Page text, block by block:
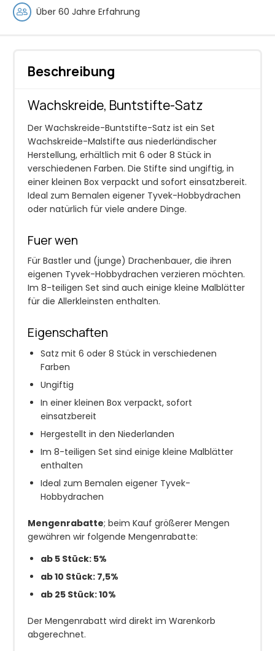
Über 60 Jahre Erfahrung
Beschreibung
Wachskreide, Buntstifte-Satz
Der Wachskreide-Buntstifte-Satz ist ein Set
Wachskreide-Malstifte aus niederländischer
Herstellung, erhältlich mit 6 oder 8 Stück in
verschiedenen Farben. Die Stifte sind ungiftig, in
einer kleinen Box verpackt und sofort einsatzbereit.
Ideal zum Bemalen eigener Tyvek-Hobbydrachen
oder natürlich für viele andere Dinge.
Fuer wen
Für Bastler und (junge) Drachenbauer, die ihren
eigenen Tyvek-Hobbydrachen verzieren möchten.
Im 8-teiligen Set sind auch einige kleine Malblätter
für die Allerkleinsten enthalten.
Eigenschaften
Satz mit 6 oder 8 Stück in verschiedenen
Farben
Ungiftig
In einer kleinen Box verpackt, sofort
einsatzbereit
Hergestellt in den Niederlanden
Im 8-teiligen Set sind einige kleine Malblätter
enthalten
Ideal zum Bemalen eigener Tyvek-
Hobbydrachen
Mengenrabatte; beim Kauf größerer Mengen
gewähren wir folgende Mengenrabatte:
ab 5 Stück: 5%
ab 10 Stück: 7,5%
ab 25 Stück: 10%
Der Mengenrabatt wird direkt im Warenkorb
abgerechnet.